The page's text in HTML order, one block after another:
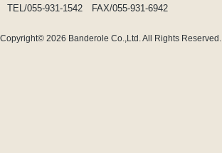
TEL/055-931-1542 FAX/055-931-6942
Copyright© 2026 Banderole Co.,Ltd.All Rights Reserved.